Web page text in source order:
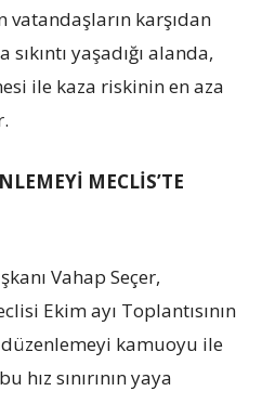
vatandaşların karşıdan
yaşadığı alanda,
ile kaza riskinin en aza
MECLİS’TE
Vahap Seçer,
Ekim ayı Toplantısının
kamuoyu ile
hız sınırının yaya